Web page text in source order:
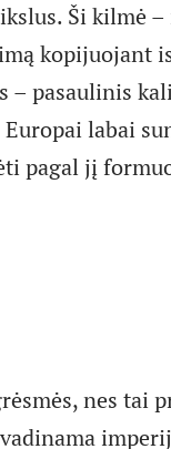
Ši kilmė
kopijuojant
– pasaulinis
labai
pagal jį
nes tai